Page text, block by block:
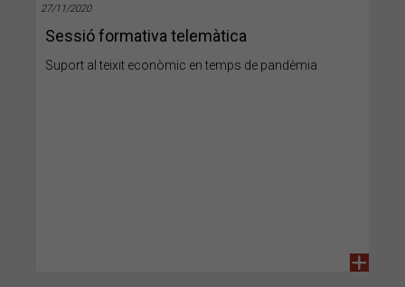
27/11/2020
Sessió formativa telemàtica
Suport al teixit econòmic en temps de pandèmia
+